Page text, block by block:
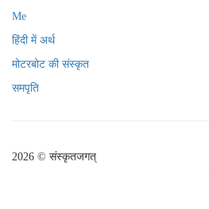
Me
हिंदी में अर्थ
मोटरबोट की संस्कृत
समपृति
2026 © संस्कृतजगत्